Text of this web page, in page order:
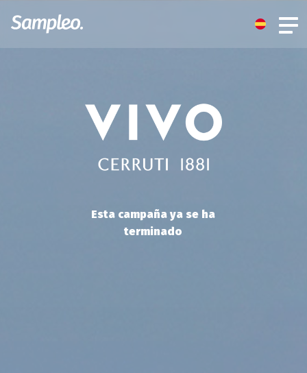
Esta campaña ya se ha
terminado